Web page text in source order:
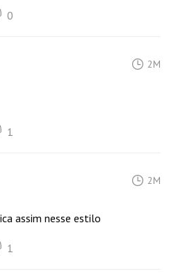
0
2M
1
2M
assim nesse estilo
1